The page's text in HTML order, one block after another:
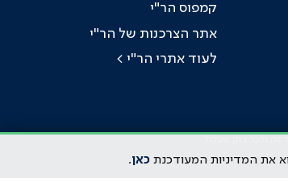
קמפוס הר"י
אתר הצרכנות של הר"י
לעוד אתרי הר"י >
את המדיניות המעודכנת כאן.